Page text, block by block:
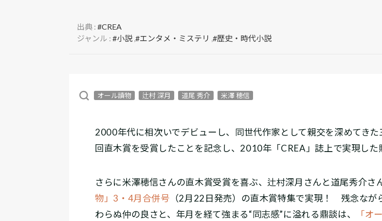
出典 : #CREA
ジャンル : #小説,#エンタメ・ミステリ ,#歴史・時代小説
オール讀物 辻村 深月 道尾 秀介 米澤 穂信
2000年代に相次いでデビューし、同世代作家として親交を深めてき
回直木賞を受賞したことを記念し、2010年「CREA」誌上で実現した
さらに米澤穂信さんの直木賞受賞を喜ぶ、辻村深月さんと道尾秀介さ
物」3・4月合併号 （2月22日発売）の直木賞特集で実現！ 残念なが
わらぬ仲の良さと、年月を経て強まる“同志感”に溢れる鼎談は、
「オ